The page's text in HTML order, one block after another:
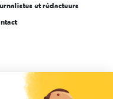
et rédacteurs